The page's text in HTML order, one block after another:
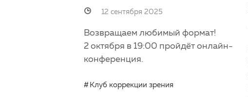
12 сентября 2025
Возвращаем любимый формат!
2 октября в 19:00 пройдёт онлайн-
конференция.
Клуб коррекции зрения